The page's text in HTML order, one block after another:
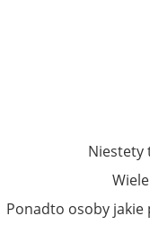
Niestety
Ponadto osoby jakie